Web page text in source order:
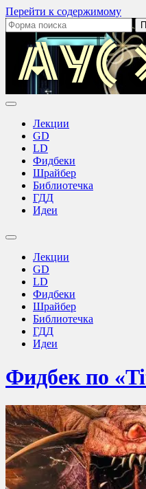
Перейти к содержимому
Поиск:
Лекции
GD
LD
Фидбеки
Шрайбер
Библиотечка
ГДД
Идеи
Переключить
поискаЛекции
GD
LD
Фидбеки
Шрайбер
Библиотечка
ГДД
Идеи
Фидбек по